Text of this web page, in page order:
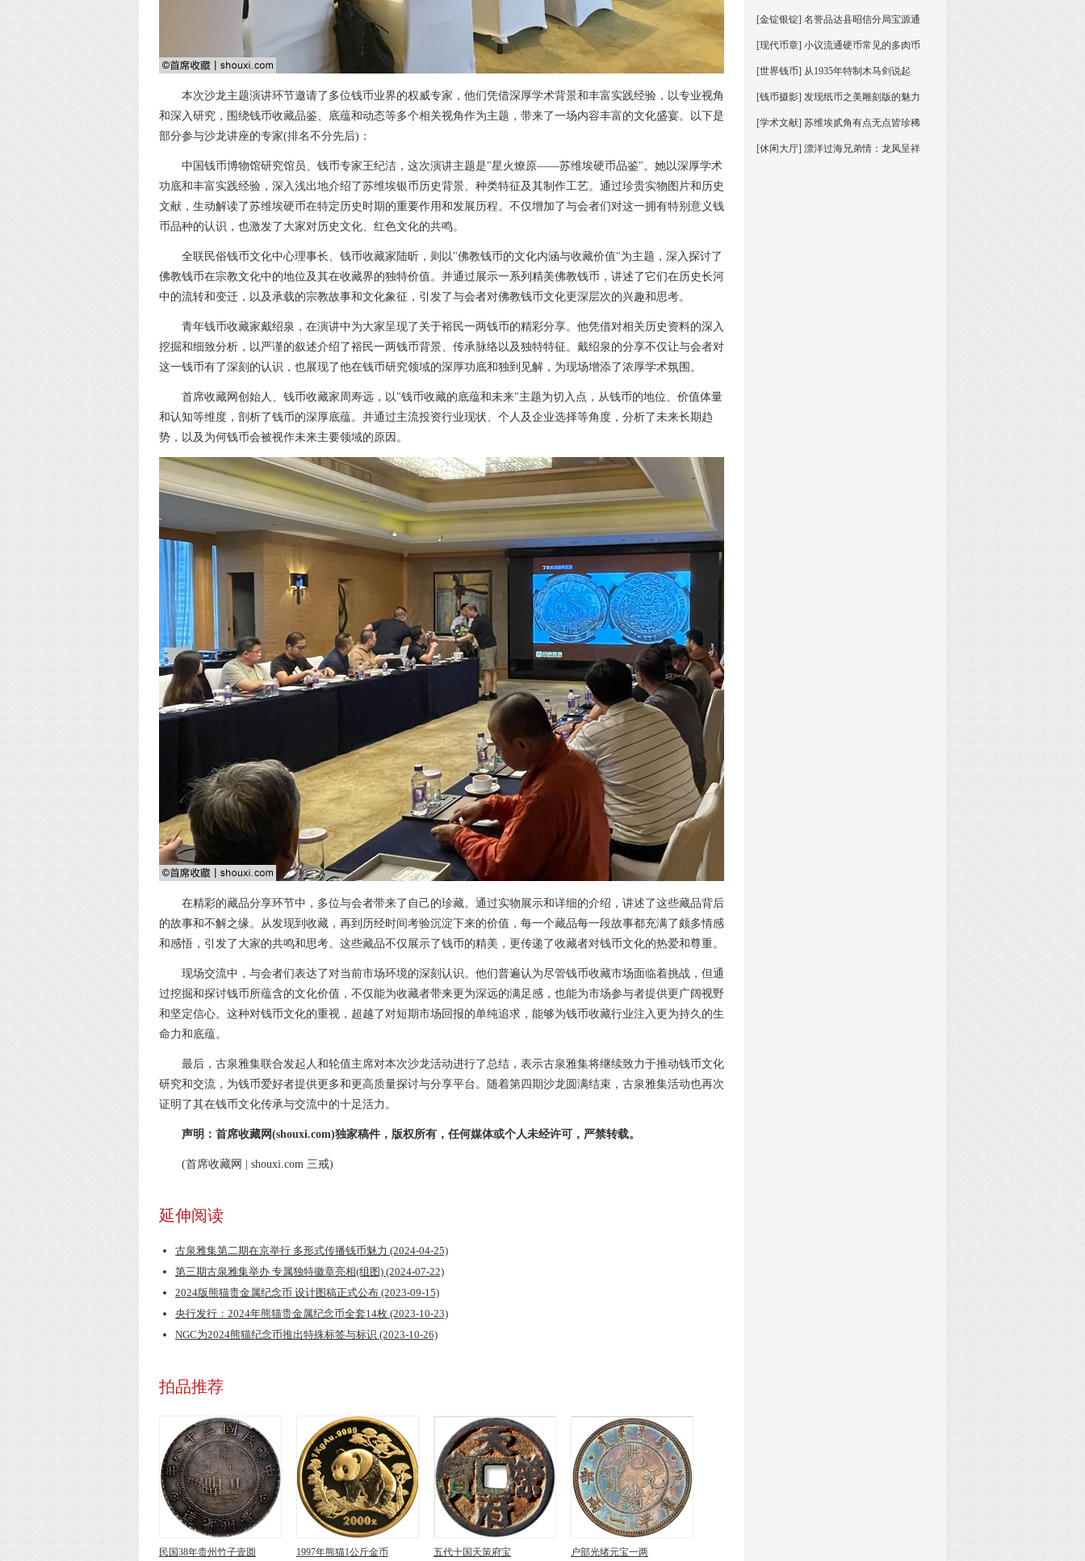
本次沙龙主题演讲环节邀请了多位钱币业界的权威专家，他们凭借深厚学术背景和丰富实践经验，以专业视角
和深入研究，围绕钱币收藏品鉴、底蕴和动态等多个相关视角作为主题，带来了一场内容丰富的文化盛宴。以下是
部分参与沙龙讲座的专家(排名不分先后)：
中国钱币博物馆研究馆员、钱币专家王纪洁，这次演讲主题是"星火燎原——苏维埃硬币品鉴"。她以深厚学术
功底和丰富实践经验，深入浅出地介绍了苏维埃银币历史背景、种类特征及其制作工艺。通过珍贵实物图片和历史
文献，生动解读了苏维埃硬币在特定历史时期的重要作用和发展历程。不仅增加了与会者们对这一拥有特别意义钱
币品种的认识，也激发了大家对历史文化、红色文化的共鸣。
全联民俗钱币文化中心理事长、钱币收藏家陆昕，则以"佛教钱币的文化内涵与收藏价值"为主题，深入探讨了
佛教钱币在宗教文化中的地位及其在收藏界的独特价值。并通过展示一系列精美佛教钱币，讲述了它们在历史长河
中的流转和变迁，以及承载的宗教故事和文化象征，引发了与会者对佛教钱币文化更深层次的兴趣和思考。
青年钱币收藏家戴绍泉，在演讲中为大家呈现了关于裕民一两钱币的精彩分享。他凭借对相关历史资料的深入
挖掘和细致分析，以严谨的叙述介绍了裕民一两钱币背景、传承脉络以及独特特征。戴绍泉的分享不仅让与会者对
这一钱币有了深刻的认识，也展现了他在钱币研究领域的深厚功底和独到见解，为现场增添了浓厚学术氛围。
首席收藏网创始人、钱币收藏家周寿远，以"钱币收藏的底蕴和未来"主题为切入点，从钱币的地位、价值体量
和认知等维度，剖析了钱币的深厚底蕴。并通过主流投资行业现状、个人及企业选择等角度，分析了未来长期趋
势，以及为何钱币会被视作未来主要领域的原因。
在精彩的藏品分享环节中，多位与会者带来了自己的珍藏。通过实物展示和详细的介绍，讲述了这些藏品背后
的故事和不解之缘。从发现到收藏，再到历经时间考验沉淀下来的价值，每一个藏品每一段故事都充满了颇多情感
和感悟，引发了大家的共鸣和思考。这些藏品不仅展示了钱币的精美，更传递了收藏者对钱币文化的热爱和尊重。
现场交流中，与会者们表达了对当前市场环境的深刻认识。他们普遍认为尽管钱币收藏市场面临着挑战，但通
过挖掘和探讨钱币所蕴含的文化价值，不仅能为收藏者带来更为深远的满足感，也能为市场参与者提供更广阔视野
和坚定信心。这种对钱币文化的重视，超越了对短期市场回报的单纯追求，能够为钱币收藏行业注入更为持久的生
命力和底蕴。
最后，古泉雅集联合发起人和轮值主席对本次沙龙活动进行了总结，表示古泉雅集将继续致力于推动钱币文化
研究和交流，为钱币爱好者提供更多和更高质量探讨与分享平台。随着第四期沙龙圆满结束，古泉雅集活动也再次
证明了其在钱币文化传承与交流中的十足活力。
声明：首席收藏网(shouxi.com)独家稿件，版权所有，任何媒体或个人未经许可，严禁转载。
(首席收藏网 | shouxi.com 三戒)
延伸阅读
古泉雅集第二期在京举行 多形式传播钱币魅力 (2024-04-25)
第三期古泉雅集举办 专属独特徽章亮相(组图) (2024-07-22)
2024版熊猫贵金属纪念币 设计图稿正式公布 (2023-09-15)
央行发行：2024年熊猫贵金属纪念币全套14枚 (2023-10-23)
NGC为2024熊猫纪念币推出特殊标签与标识 (2023-10-26)
拍品推荐
民国38年贵州竹子壹圆 1997年熊猫1公斤金币 五代十国天策府宝 户部光绪元宝一两
[金锭银锭] 名誉品达县昭信分局宝源通
[现代币章] 小议流通硬币常见的多肉币
[世界钱币] 从1935年特制木马剑说起
[钱币摄影] 发现纸币之美雕刻版的魅力
[学术文献] 苏维埃贰角有点无点皆珍稀
[休闲大厅] 漂洋过海兄弟情：龙凤呈祥